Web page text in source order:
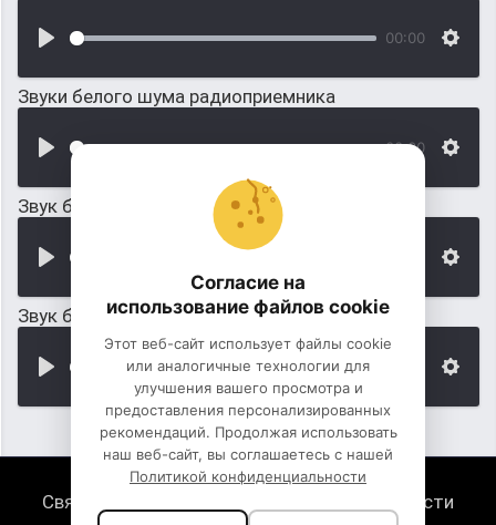
00:00
Звуки белого шума радиоприемника
00:00
Звук белого шума для релаксации и сна
Звук белого шума для новорожденного
Связь с нами
Политика конфиденциальности
Согласие на
использование файлов cookie
Этот веб-сайт использует файлы cookie
или аналогичные технологии для
улучшения вашего просмотра и
предоставления персонализированных
рекомендаций. Продолжая использовать
наш веб-сайт, вы соглашаетесь с нашей
Политикой конфиденциальности